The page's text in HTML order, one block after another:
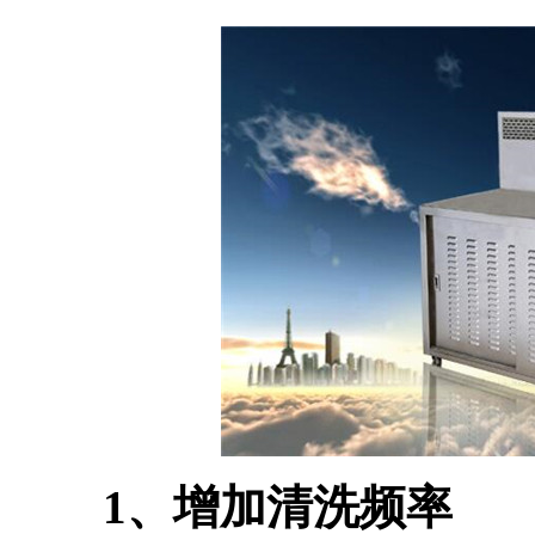
1、增加清洗频率